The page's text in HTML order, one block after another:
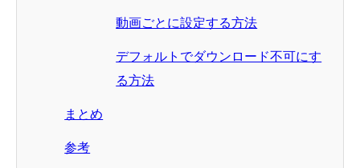
動画ごとに設定する方法
デフォルトでダウンロード不可にす
る方法
まとめ
参考